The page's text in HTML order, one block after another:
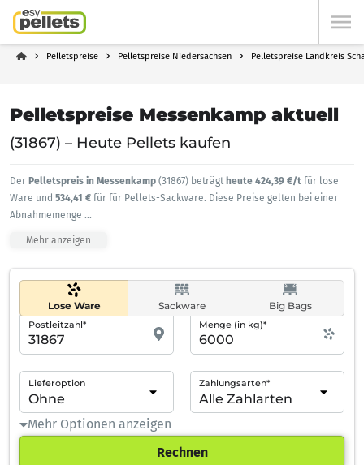
Pelletspreise Pelletspreise Niedersachsen Pelletspreise Landkreis
Pelletspreise Messenkamp aktuell
(31867) – Heute Pellets kaufen
Der Pelletspreis in Messenkamp (31867) beträgt heute 424,39 €/t für lose
Ware und 534,41 € für für Pellets-Sackware. Diese Preise gelten bei einer
Abnahmemenge ...
Mehr anzeigen
Lose Ware Sackware Big Bags
Postleitzahl* Menge (in kg)*
Lieferoption Zahlungsarten*
Mehr Optionen anzeigen
Rechnen